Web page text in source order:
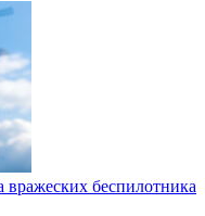
беспилотника